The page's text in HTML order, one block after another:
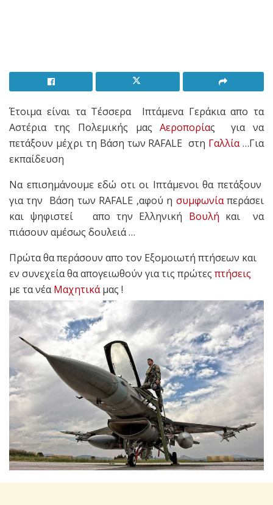
Έτοιμα είναι τα Τέσσερα Ιπτάμενα Γεράκια απο τα
Αστέρια της Πολεμικής μαςΑεροπορίας για να
πετάξουν μέχρι τη Βάση των RAFALE στη Γαλλία…Για
εκπαίδευση
Να επισημάνουμε εδώ οτι οι Ιπτάμενοι θα πετάξουν
για την Βάση των RAFALE ,αφού η συμφωνίαπεράσει
και ψηφιστεί απο την Ελληνική Βουλή και να
πιάσουν αμέσως δουλειά …
Πρώτα θα περάσουν απο τον Εξομοιωτή πτήσεων και
εν συνεχεία θα απογειωθούν για τις πρώτες πτήσεις
με τα νέαΜαχητικάμας !